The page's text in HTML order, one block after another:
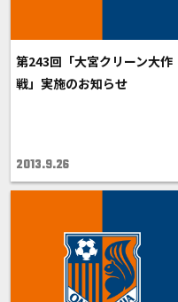
第243回「大宮クリーン大作
戦」実施のお知らせ
2013.9.26